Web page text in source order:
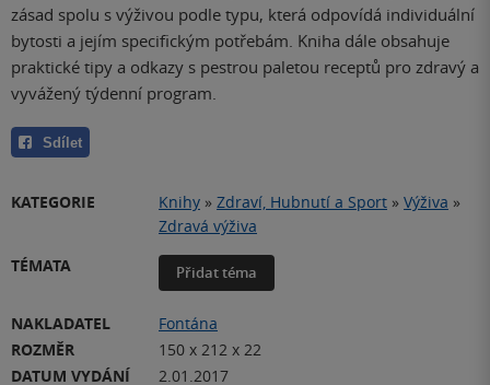
zásad spolu s výživou podle typu, která odpovídá individuální
bytosti a jejím specifickým potřebám. Kniha dále obsahuje
praktické tipy a odkazy s pestrou paletou receptů pro zdravý a
vyvážený týdenní program.
Sdílet
KATEGORIE Knihy » Zdraví, Hubnutí a Sport » Výživa »
Zdravá výživa
TÉMATA
Přidat téma
NAKLADATEL
Fontána
ROZMĚR
150 x 212 x 22
DATUM VYDÁNÍ
2.01.2017